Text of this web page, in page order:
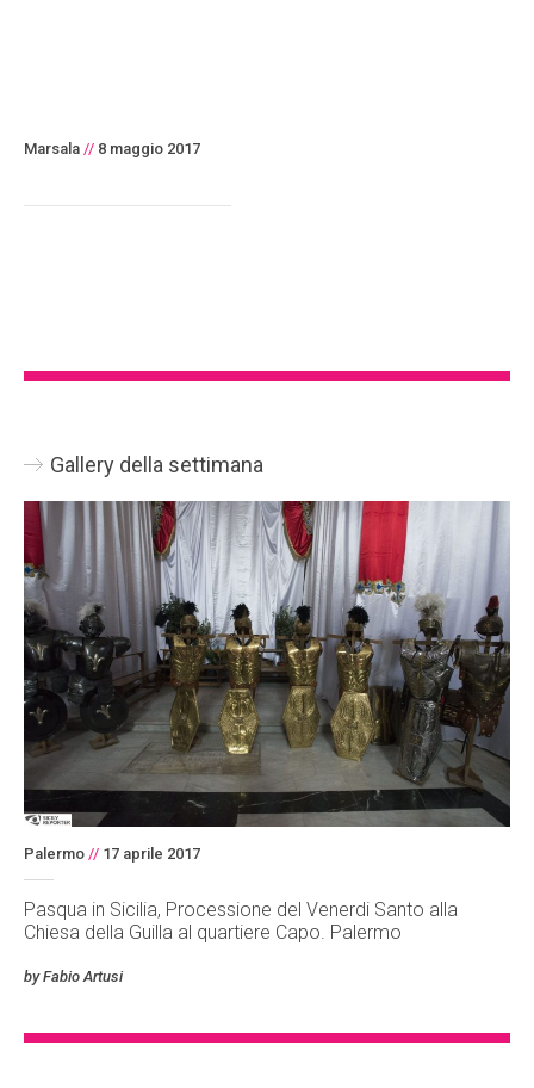
Marsala // 8 maggio 2017
Gallery della settimana
Palermo // 17 aprile 2017
Pasqua in Sicilia, Processione del Venerdi Santo alla
Chiesa della Guilla al quartiere Capo. Palermo
by Fabio Artusi